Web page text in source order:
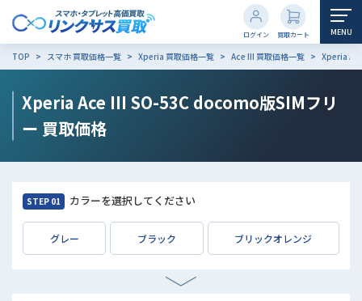
買取カート
ログイン MENU
TOP スマホ 買取価格一覧 Xperia 買取価格一覧 Ace III 買取価格一覧 Xperia
Xperia Ace III SO-53C docomo版SIMフリ
ー 買取価格
STEP 01 カラーを選択してください
グレー ブラック ブリックオレンジ